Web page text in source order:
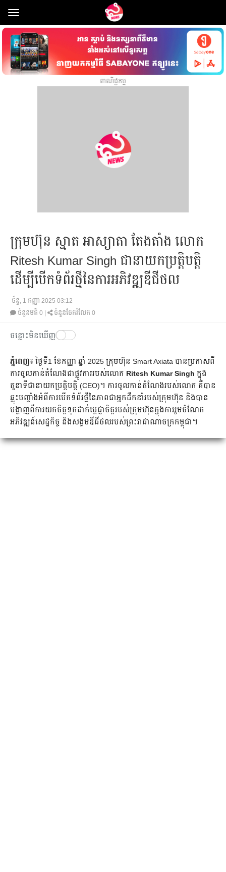
Toggle
navigation
ពាណិជ្ជកម្ម
ក្រុមហ៊ុន ស្មាត អាស្យាតា តែងតាំង លោក
Ritesh Kumar Singh ជានាយកប្រតិ្តបត្តិ
ដើម្បីបើកទំព័រថ្មីនៃការអភិវឌ្ឍឌីជីថល
ច័ន្ទ, 1 កញ្ញា 2025 03:12
ចំនួនមតិ 0 ចំនួនចែករំលែក 0
ចន្លោះមិនឃើញ
ភ្នំពេញ៖ ថ្ងៃទី1 ខែកញ្ញា ឆ្នាំ 2025 ក្រុមហ៊ុន Smart Axiata បានប្រកាសពី
ការចូលកាន់តំណែងជាផ្លូវការរបស់លោក Ritesh Kumar Singh ក្នុង
តួនាទីជានាយកប្រត្តិបត្តិ (CEO)។ ការចូលកាន់តំណែងរបស់លោក គឺបាន
ឆ្លុះបញ្ចាំងអំពីការបើកទំព័រថ្មីនៃភាពជាអ្នកដឹកនាំរបស់ក្រុមហ៊ុន និងបាន
បង្ហាញពីការយកចិត្តទុកដាក់បេ្តជ្ញាចិត្តរបស់ក្រុមហ៊ុនក្នុងការរួមចំណែក
អភិវឌ្ឍន៍សេដ្ឋកិច្ច និងសង្គមឌីជីថលរបស់ព្រះរាជាណាចក្រកម្ពុជា។